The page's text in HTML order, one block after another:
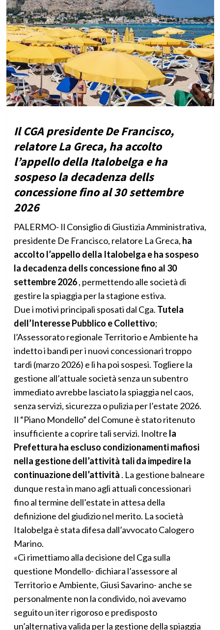
Il CGA presidente De Francisco,
relatore La Greca, ha accolto
l’appello della Italobelga e ha
sospeso la decadenza dells
concessione fino al 30 settembre
2026
PALERMO- Il Consiglio di Giustizia Amministrativa,
presidente De Francisco, relatore La Greca, ha
accolto l’appello della Italobelga e ha sospeso
la decadenza dells concessione fino al 30
settembre 2026, permettendo alle società di
gestire la spiaggia per la stagione estiva.
Due i motivi principali sposati dal Cga. Tutela
dell’Interesse Pubblico e Collettivo;
l’Assessorato regionale Territorio e Ambiente ha
indetto i bandi per i nuovi concessionari troppo
tardi (marzo 2026) e li ha poi sospesi. Togliere la
gestione all’attuale società senza un subentro
immediato avrebbe lasciato la spiaggia nel caos,
senza servizi, sicurezza o pulizia per l’estate 2026.
Il “Piano Mondello” del Comune è stato ritenuto
insufficiente a coprire tali servizi. Inoltre la
Prefettura ha escluso condizionamenti mafiosi
nella gestione dell’attività tali da impedire la
continuazione dell’attività . La gestione balneare
dunque resta in mano agli attuali concessionari
fino al termine dell’estate in attesa della
definizione del giudizio nel merito. La società
Italobelga è stata difesa dall’avvocato Calogero
Marino.
«Ci rimettiamo alla decisione del Cga sulla
questione Mondello- dichiara l’assessore al
Territorio e Ambiente, Giusi Savarino- anche se
personalmente non la condivido, noi avevamo
seguito un iter rigoroso e predisposto
un’alternativa valida per la gestione della spiaggia